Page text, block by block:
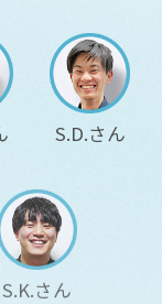
S.D.さん
S.K.さん